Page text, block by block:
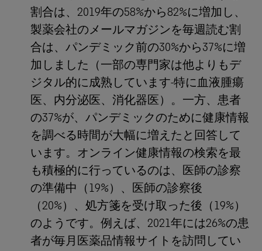
割合は、2019年の58%から82%に増加し、
製薬会社のメールマガジンを毎週読む割
合は、パンデミック前の30%から37%に増
加しました（一部の専門家は他よりもデ
ジタル的に成熟しています-特に血液腫瘍
医、内分泌医、消化器医）。一方、患者
の37%が、パンデミックのために健康情報
を調べる時間が大幅に増えたと回答して
います。オンライン健康情報の検索を最
も積極的に行っているのは、医師の診察
の準備中（19%）、医師の診察後
（20%）、処方箋を受け取った後（19%）
のようです。例えば、2021年には26%の患
者が毎月医薬品情報サイトを訪問してい